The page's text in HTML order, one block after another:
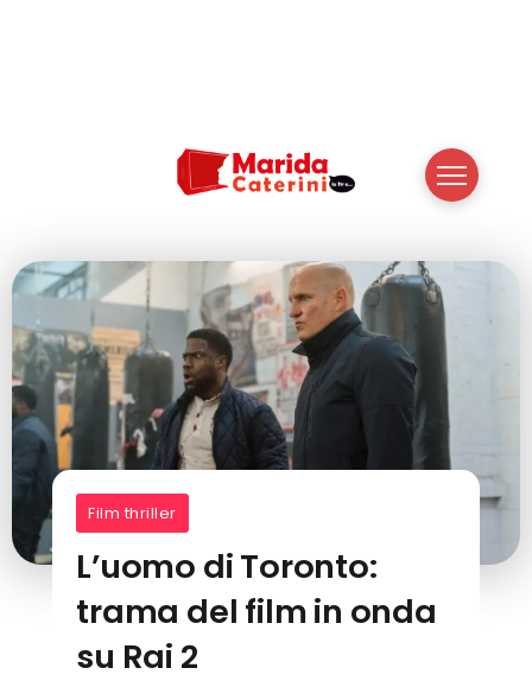
Film thriller
L’uomo di Toronto:
trama del film in onda
su Rai 2